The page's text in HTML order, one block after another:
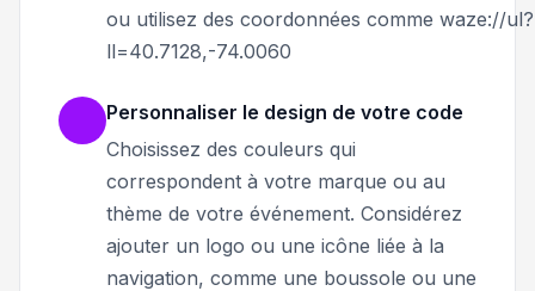
ou utilisez des coordonnées comme waze://ul?
ll=40.7128,-74.0060
Personnaliser le design de votre code
Choisissez des couleurs qui
correspondent à votre marque ou au
thème de votre événement. Considérez
ajouter un logo ou une icône liée à la
navigation, comme une boussole ou une